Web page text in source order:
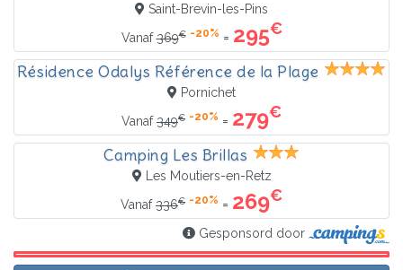
Saint-Brevin-les-Pins
Vanaf369€ -20% = 295€
Résidence Odalys Référence de la Plage
Pornichet
Vanaf349€ -20% = 279€
Camping Les Brillas
Les Moutiers-en-Retz
Vanaf336€ -20% = 269€
Gesponsord door